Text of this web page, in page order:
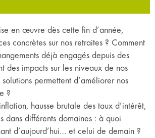
en œuvre dès cette fin d’année,
concrètes sur nos retraites ? Comment
déjà engagés depuis des
des impacts sur les niveaux de nos
permettent d’améliorer nos
?
hausse brutale des taux d’intérêt,
dans différents domaines : à quoi
d’aujourd’hui… et celui de demain ?